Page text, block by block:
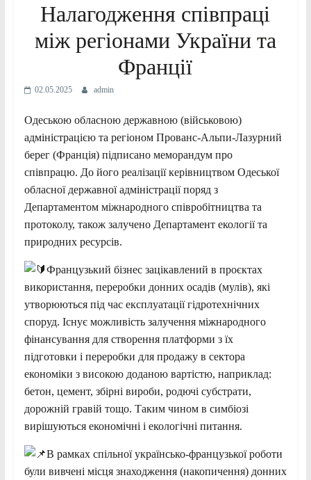
Налагодження співпраці
між регіонами України та
Франції
02.05.2025 admin
Одеською обласною державною (військовою)
адміністрацією та регіоном Прованс-Альпи-Лазурний
берег (Франція) підписано меморандум про
співпрацю. До його реалізації керівництвом Одеської
обласної державної адміністрації поряд з
Департаментом міжнародного співробітництва та
протоколу, також залучено Департамент екології та
природних ресурсів.
Французький бізнес зацікавлений в проєктах
використання, переробки донних осадів (мулів), які
утворюються під час експлуатації гідротехнічних
споруд. Існує можливість залучення міжнародного
фінансування для створення платформи з їх
підготовки і переробки для продажу в сектора
економіки з високою доданою вартістю, наприклад:
бетон, цемент, збірні вироби, родючі субстрати,
дорожній гравій тощо. Таким чином в симбіозі
вирішуються економічні і екологічні питання.
В рамках спільної українсько-французької роботи
були вивчені місця знаходження (накопичення) донних